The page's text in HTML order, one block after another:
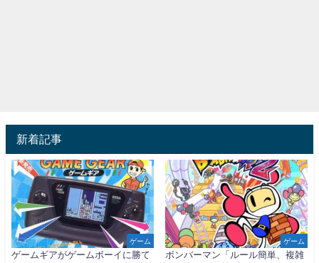
新着記事
ゲーム
ゲームギアがゲームボーイに勝て
ゲーム
ボンバーマン「ルール簡単、複雑